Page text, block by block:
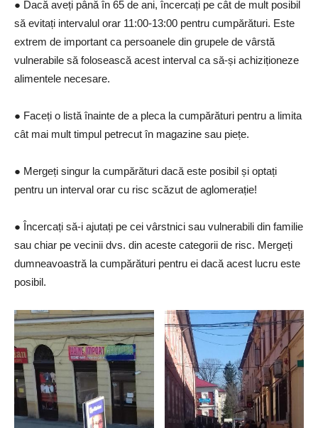
● Dacă aveți până în 65 de ani, încercați pe cât de mult posibil
să evitați intervalul orar 11:00-13:00 pentru cumpărături. Este
extrem de important ca persoanele din grupele de vârstă
vulnerabile să folosească acest interval ca să-și achiziționeze
alimentele necesare.
● Faceți o listă înainte de a pleca la cumpărături pentru a limita
cât mai mult timpul petrecut în magazine sau piețe.
● Mergeți singur la cumpărături dacă este posibil și optați
pentru un interval orar cu risc scăzut de aglomerație!
● Încercați să-i ajutați pe cei vârstnici sau vulnerabili din familie
sau chiar pe vecinii dvs. din aceste categorii de risc. Mergeți
dumneavoastră la cumpărături pentru ei dacă acest lucru este
posibil.